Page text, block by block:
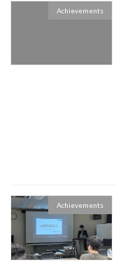
Achievements
Achievements